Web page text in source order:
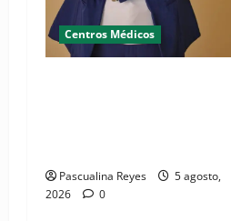
Centros Médicos
Pascualina Reyes
5 agosto,
2026
0